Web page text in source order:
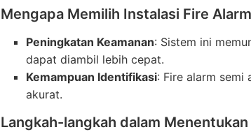
Mengapa Memilih Instalasi Fire
Peningkatan Keamanan: Sistem ini
dapat diambil lebih cepat.
Kemampuan Identifikasi: Fire alarm
akurat.
Langkah-langkah dalam